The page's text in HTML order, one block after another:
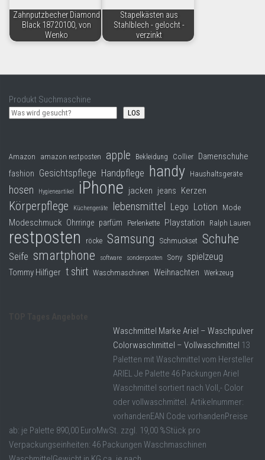
Zahnputzbecher Diamond
Black 18720100, von
Wenko
Stapelkästen aus
Stahlblech - gelocht -
verzinkt
Produkt Suchmaschine
LOS
Amazon amazon restposten apple Bekleidung Collier Damenschuhe
fashion Gesichtspflege Handpflege handy Haushaltsgeräte
hosen Hygieneartikel iPhone jacken jeans Kerzen
Körperpflege Küchengeräte lebensmittel Lego Lotion Mode
Modeschmuck Ohrringe parfüm Perlenkette Playstation Ralph Lauren
restposten röcke Samsung Schmuckset Schuhe
Seife smartphone software sonderposten Sony spielzeug
Tommy Hilfiger t shirt Waschmaschinen Weihnachten Werkzeug
Waschmittel Marke Ariel – Waschpulver
Colorwaschmittel – Vollwaschmittel 13
Paletten mit Waschmittel vom Hersteller
ARIEL Je Palette 46 Packungen Ariel
Waschmittel sortiert nach Voll,- Color
oder vollwaschmittel. Artikelnummer:
vorhandenEAN Code vorhandenPreise
ab: je Palette 890,00 EuroMwSt. zzgl. 19,00 %Stück pro
Verpackungseinheiten: 46 Packungen Waschmaschinen